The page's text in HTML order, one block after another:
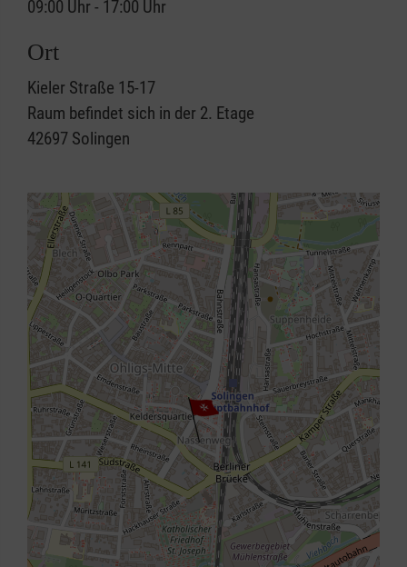
09:00 Uhr - 17:00 Uhr
Ort
Kieler Straße 15-17
Raum befindet sich in der 2. Etage
42697 Solingen